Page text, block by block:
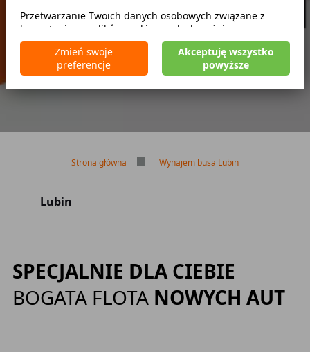
Brak kaucji
Brak limitu kilometrów
Bezpłatne odwołanie rezerwacji
Strona główna Wynajem busa Lubin
Lubin
SPECJALNIE DLA CIEBIE
BOGATA FLOTA NOWYCH AUT
Przetwarzanie Twoich danych osobowych związane z
korzystaniem z plików cookie w celach wyżej
wymienionych jest prowadzone przez CarFree sp. z o.o. z
siedzibą w Warszawie (02-677), ul. Cybernetyki 5,
będącego administratorem danych. W niektórych
dotyczące Twoich uprawnień, zawarte są w naszej
Zmień swoje
preferencje
Akceptuję wszystko
powyższe